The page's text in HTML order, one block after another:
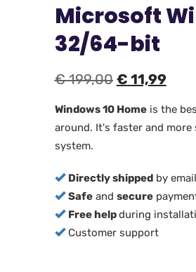
Microsoft
32/64-bit
€199,00 € 11,99
Windows 10 Homeis the
around. It's faster and
system.
Directly shippedby
Safeand secure
Free helpduring
Customer support